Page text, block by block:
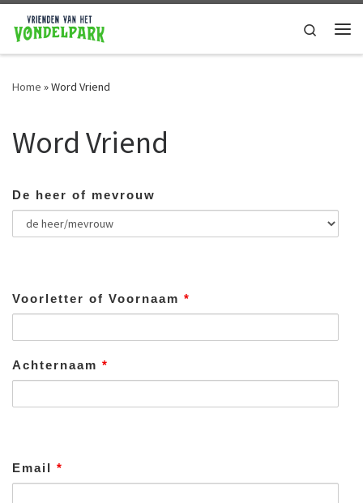
Ga naar de inhoud Search
Home »Word Vriend
Word Vriend
De heer of mevrouw
Voorletter of Voornaam *
Achternaam *
Email *